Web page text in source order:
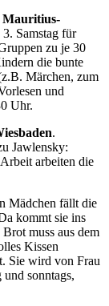
Mauritius-
Samstag für
zu je 30
die bunte
Märchen, zum
und
Uhr.
.
Jawlensky:
arbeiten die
Mädchen fällt die
kommt sie ins
muss aus dem
Kissen
Sie wird von Frau
sonntags,